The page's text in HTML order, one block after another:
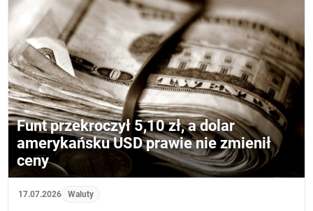
Funt przekroczył 5,10 zł, a dolar
amerykańsku USD prawie nie zmienił
ceny
17.07.2026 Waluty